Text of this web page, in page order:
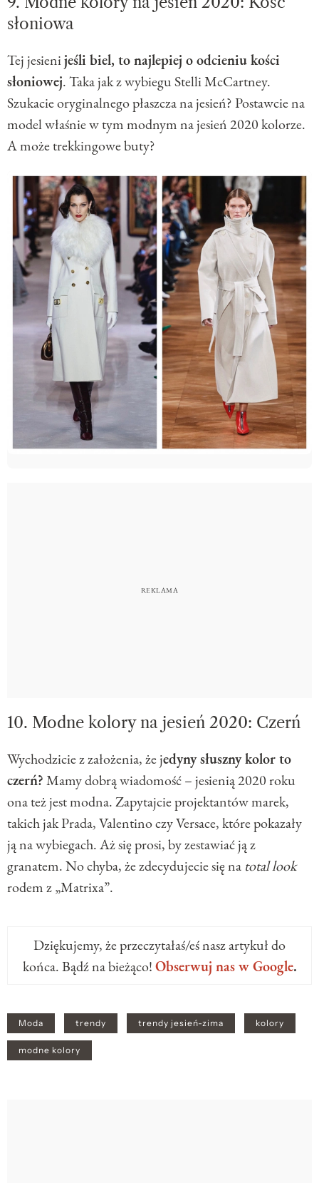
słoniowa
Tej jesienijeśli biel, to najlepiej o odcieniu kości
słoniowej. Taka jak z wybiegu Stelli McCartney.
Szukacie oryginalnego płaszcza na jesień? Postawcie na
model właśnie w tym modnym na jesień 2020 kolorze.
A może trekkingowe buty?
10. Modne kolory na jesień 2020: Czerń
Wychodzicie z założenia, że jedyny słuszny kolor to
czerń?Mamy dobrą wiadomość – jesienią 2020 roku
ona też jest modna. Zapytajcie projektantów marek,
takich jak Prada, Valentino czy Versace, które pokazały
ją na wybiegach. Aż się prosi, by zestawiać ją z
granatem. No chyba, że zdecydujecie się na total look
rodem z „Matrixa”.
Dziękujemy, że przeczytałaś/eś nasz artykuł do
końca. Bądź na bieżąco!Obserwuj nas w Google.
Moda trendy trendy jesień-zima kolory
modne kolory